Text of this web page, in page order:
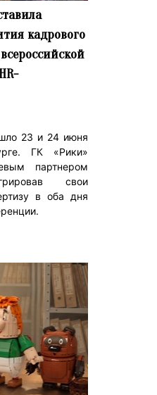
кадрового
23 и 24 июня
ГК «Рики»
партнером
свои
в оба дня